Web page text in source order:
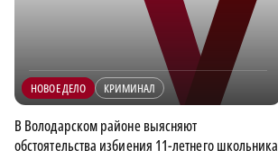
НОВОЕ ДЕЛО КРИМИНАЛ
В Володарском районе выясняют
обстоятельства избиения 11-летнего школьника